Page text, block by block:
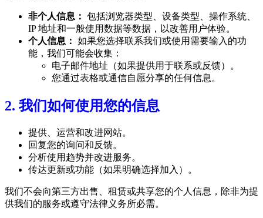
非个人信息： 包括浏览器类型、设备类型、操作系统、
IP 地址和一般使用数据等数据，以改善用户体验。
个人信息： 如果您选择联系我们或使用需要输入的功
能，我们可能会收集：
电子邮件地址（如果提供用于联系或反馈）。
您通过表格或通信自愿分享的任何信息。
2. 我们如何使用您的信息
提供、运营和改进网站。
回复您的询问和反馈。
分析使用趋势并改进服务。
传达更新或功能（如果明确选择加入）。
我们不会向第三方出售、租赁或共享您的个人信息，除非为提
供我们的服务或遵守法律义务所必需。